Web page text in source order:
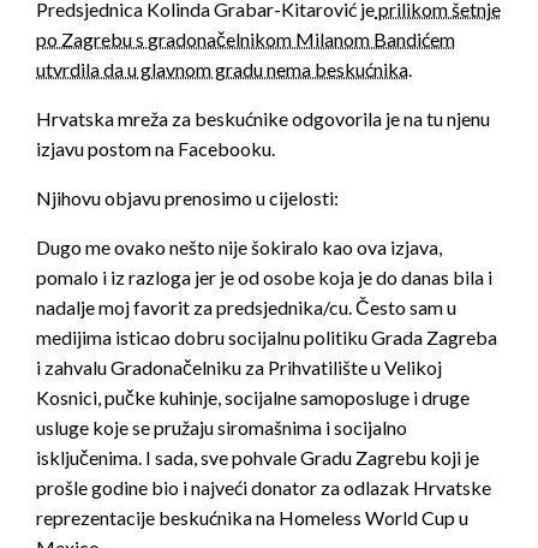
Predsjednica Kolinda Grabar-Kitarović jeprilikom šetnje
po Zagrebu s gradonačelnikom Milanom Bandićem
utvrdila da u glavnom gradu nema beskućnika.
Hrvatska mreža za beskućnike odgovorila je na tu njenu
izjavu postom na Facebooku.
Njihovu objavu prenosimo u cijelosti:
Dugo me ovako nešto nije šokiralo kao ova izjava,
pomalo i iz razloga jer je od osobe koja je do danas bila i
nadalje moj favorit za predsjednika/cu. Često sam u
medijima isticao dobru socijalnu politiku Grada Zagreba
i zahvalu Gradonačelniku za Prihvatilište u Velikoj
Kosnici, pučke kuhinje, socijalne samoposluge i druge
usluge koje se pružaju siromašnima i socijalno
isključenima. I sada, sve pohvale Gradu Zagrebu koji je
prošle godine bio i najveći donator za odlazak Hrvatske
reprezentacije beskućnika na Homeless World Cup u